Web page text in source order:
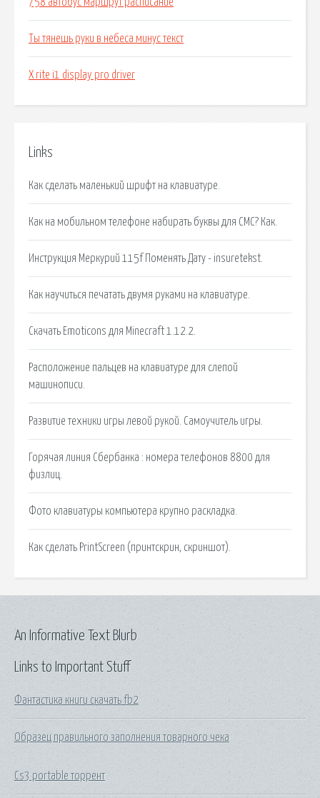
758 автобус маршрут расписание
Ты тянешь руки в небеса минус текст
X rite i1 display pro driver
Links
Как сделать маленький шрифт на клавиатуре.
Как на мобильном телефоне набирать буквы для СМС? Как.
Инструкция Меркурий 115f Поменять Дату - insuretekst.
Как научиться печатать двумя руками на клавиатуре.
Скачать Emoticons для Minecraft 1.12.2.
Расположение пальцев на клавиатуре для слепой
машинописи.
Развитие техники игры левой рукой. Самоучитель игры.
Горячая линия Сбербанка : номера телефонов 8800 для
физлиц.
Фото клавиатуры компьютера крупно раскладка.
Как сделать PrintScreen (принтскрин, скриншот).
Links to Important Stuff
Фантастика книги скачать fb2
Образец правильного заполнения товарного чека
Cs3 portable торрент
An Informative Text Blurb